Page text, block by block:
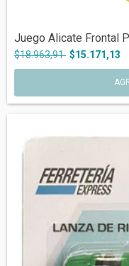
Juego Alicate Frontal
$18.963,91 $15.171,13